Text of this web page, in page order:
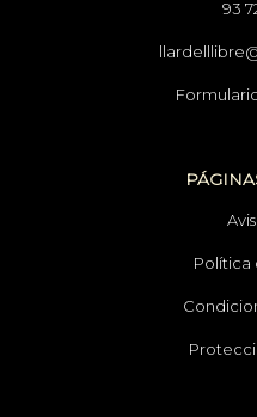
93
Política